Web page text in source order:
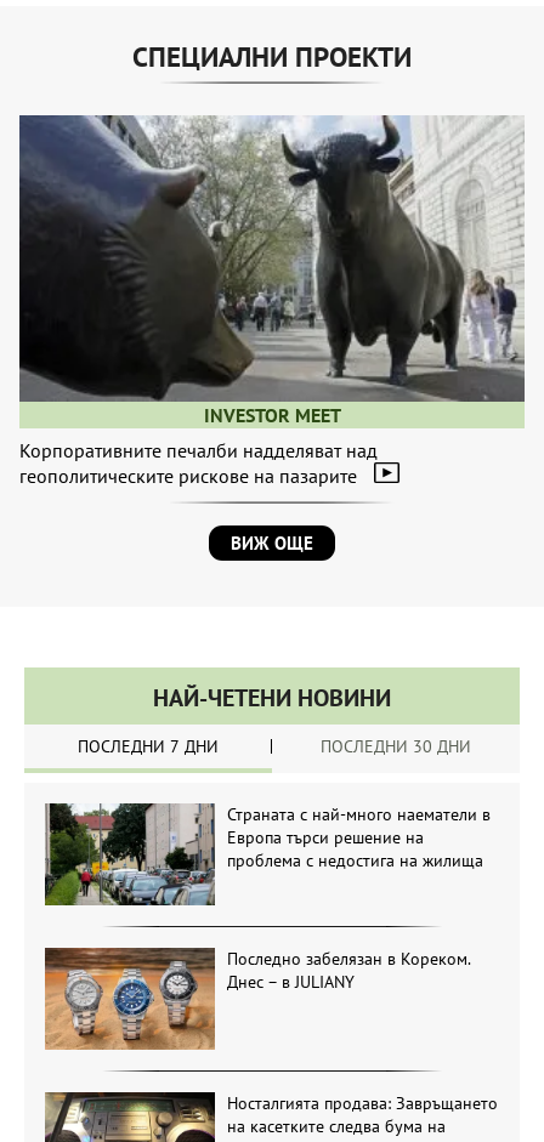
СПЕЦИАЛНИ ПРОЕКТИ
INVESTOR MEET
Корпоративните печалби надделяват над
геополитическите рискове на пазарите
ВИЖ ОЩЕ
НАЙ-ЧЕТЕНИ НОВИНИ
ПОСЛЕДНИ 7 ДНИ ПОСЛЕДНИ 30 ДНИ
Страната с най-много наематели в
Европа търси решение на
проблема с недостига на жилища
Последно забелязан в Кореком.
Днес – в JULIANY
Носталгията продава: Завръщането
на касетките следва бума на